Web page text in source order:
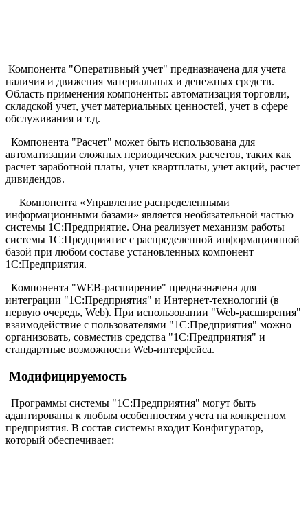
Компонента "Оперативный учет" предназначена для учета
наличия и движения материальных и денежных средств.
Область применения компоненты: автоматизация торговли,
складской учет, учет материальных ценностей, учет в сфере
обслуживания и т.д.
Компонента "Расчет" может быть использована для
автоматизации сложных периодических расчетов, таких как
расчет заработной платы, учет квартплаты, учет акций, расчет
дивидендов.
Компонента «Управление распределенными
информационными базами» является необязательной частью
системы 1С:Предприятие. Она реализует механизм работы
системы 1С:Предприятие с распределенной информационной
базой при любом составе установленных компонент
1С:Предприятия.
Компонента "WEB-расширение" предназначена для
интеграции "1С:Предприятия" и Интернет-технологий (в
первую очередь, Web). При использовании "Web-расширения"
взаимодействие с пользователями "1С:Предприятия" можно
организовать, совместив средства "1С:Предприятия" и
стандартные возможности Web-интерфейса.
Модифицируемость
Программы системы "1С:Предприятия" могут быть
адаптированы к любым особенностям учета на конкретном
предприятия. В состав системы входит Конфигуратор,
который обеспечивает: